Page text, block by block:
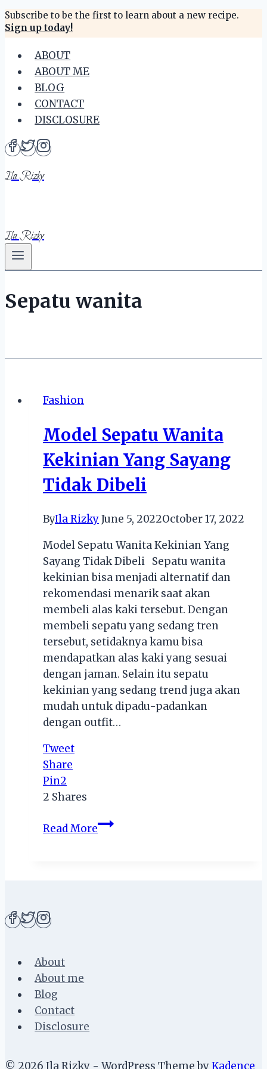
Skip
to
content
Subscribe to be the first to learn about a new recipe.
Sign up today!
ABOUT
ABOUT ME
BLOG
CONTACT
DISCLOSURE
Ila Rizky
Ila Rizky
Sepatu wanita
Fashion
Model Sepatu Wanita
Kekinian Yang Sayang
Tidak Dibeli
ByIla RizkyJune 5, 2022October 17, 2022
Model Sepatu Wanita Kekinian Yang
Sayang Tidak Dibeli Sepatu wanita
kekinian bisa menjadi alternatif dan
rekomendasi menarik saat akan
membeli alas kaki tersebut. Dengan
membeli sepatu yang sedang tren
tersebut, setidaknya kamu bisa
mendapatkan alas kaki yang sesuai
dengan jaman. Selain itu sepatu
kekinian yang sedang trend juga akan
mudah untuk dipadu-padankan
dengan outfit…
Tweet
Share
Pin2
2 Shares
Read MoreModel
About
About me
Blog
Contact
Disclosure
© 2026 Ila Rizky - WordPress Theme byKadence